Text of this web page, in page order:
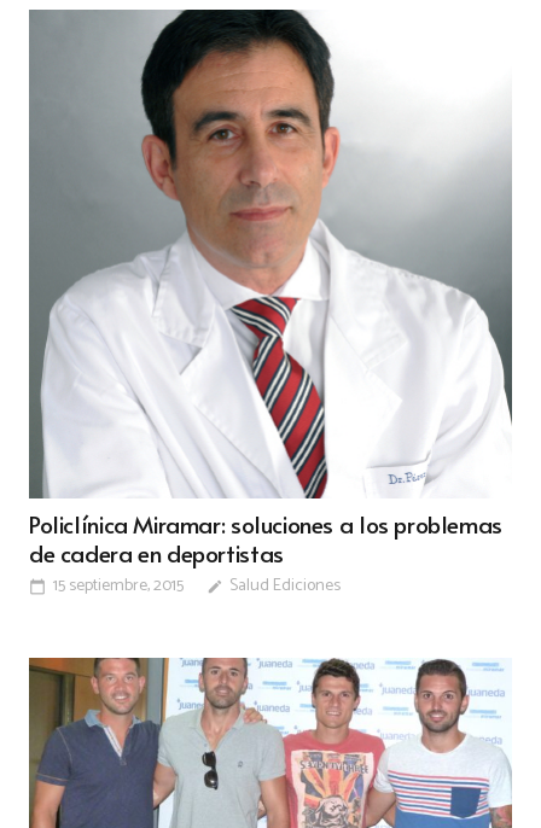
Policlínica Miramar: soluciones a los problemas
de cadera en deportistas
calendar_today 15 septiembre, 2015 edit Salud Ediciones